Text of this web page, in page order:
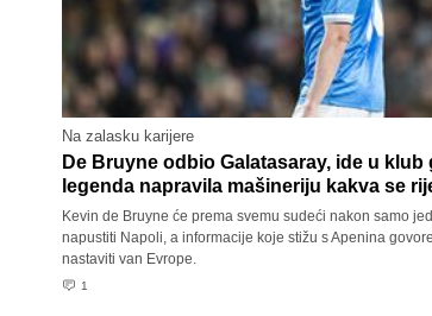
Na zalasku karijere
De Bruyne odbio Galatasaray, ide u klub
legenda napravila mašineriju kakva se
Kevin de Bruyne će prema svemu sudeći nakon samo
napustiti Napoli, a informacije koje stižu s Apenina
nastaviti van Evrope.
1